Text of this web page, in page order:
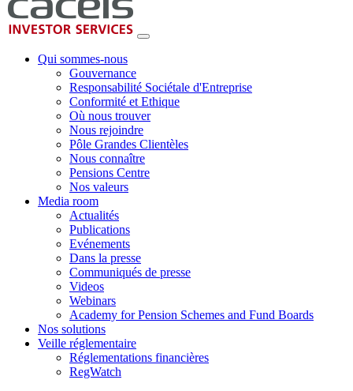
Qui sommes-nous
Gouvernance
Responsabilité Sociétale d'Entreprise
Conformité et Ethique
Où nous trouver
Nous rejoindre
Pôle Grandes Clientèles
Nous connaître
Pensions Centre
Nos valeurs
Media room
Actualités
Publications
Evénements
Dans la presse
Communiqués de presse
Videos
Webinars
Academy for Pension Schemes and Fund Boards
Nos solutions
Veille réglementaire
Réglementations financières
RegWatch